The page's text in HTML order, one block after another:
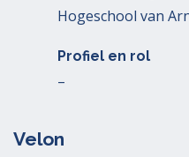
Hogeschool van
Profiel en rol
–
Velon